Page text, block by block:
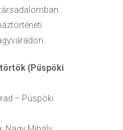
(Püspöki
– Püspöki